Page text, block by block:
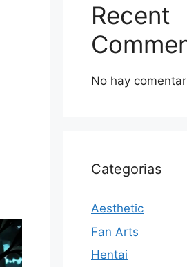
Recent
No hay
Categorias
Aesthetic
Fan Arts
Hentai